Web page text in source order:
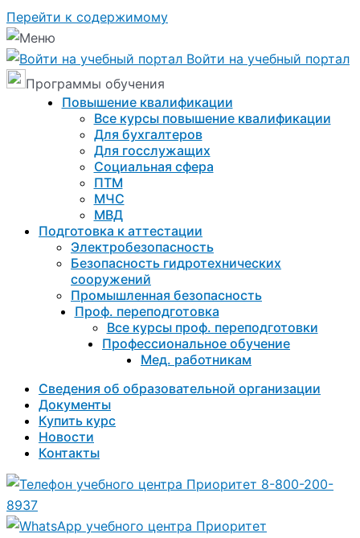
Перейти к содержимому
Войти на учебный портал
Программы обучения
Повышение квалификации
Все курсы повышение квалификации
Для бухгалтеров
Для госслужащих
Социальная сфера
ПТМ
МЧС
МВД
Подготовка к aттестации
Электробезопасность
Безопасность гидротехнических
сооружений
Промышленная безопасность
Проф. переподготовка
Все курсы проф. переподготовки
Профессиональное обучение
Мед. работникам
Сведения об образовательной организации
Документы
Купить курс
Новости
Контакты
8-800-200-
8937